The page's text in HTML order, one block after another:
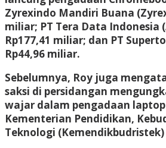
Zyrexindo Mandiri Buana
miliar; PT Tera Data Indonesia
Rp177,41 miliar; dan PT
Rp44,96 miliar.
Sebelumnya, Roy juga
saksi di persidangan
wajar dalam pengadaan
Kementerian Pendidikan,
Teknologi